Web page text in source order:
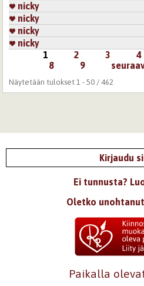
nicky
nicky
nicky
nicky
1 2 3 4
8
9
Näytetään tulokset 1 - 50 / 462
Kirjaudu
Ei tunnusta?
Oletko
Paikalla